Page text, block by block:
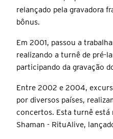
relançado pela gravadora
bônus.
Em 2001, passou a
realizando a turnê de pré-
participando da gravação
Entre 2002 e 2004,
por diversos países,
concertos. Esta turnê está
Shaman - RituAlive,